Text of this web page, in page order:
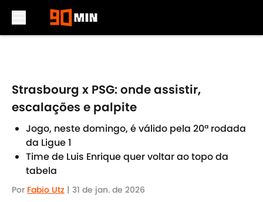
Strasbourg x PSG: onde assistir,
escalações e palpite
Jogo, neste domingo, é válido pela 20ª rodada
da Ligue 1
Time de Luis Enrique quer voltar ao topo da
tabela
Por Fabio Utz | 31 de jan. de 2026